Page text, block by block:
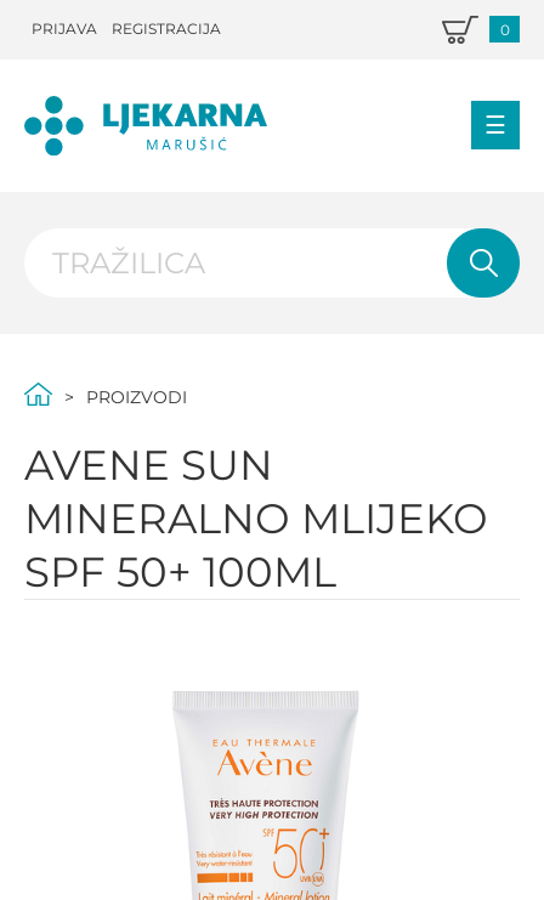
PRIJAVA REGISTRACIJA 0
PROIZVODI
AVENE SUN
MINERALNO MLIJEKO
SPF 50+ 100ML